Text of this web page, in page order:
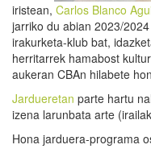
iristean, Carlos Blanco
jarriko du abian 2023/
irakurketa-klub bat,
herritarrek hamabost
aukeran CBAn hilabete
Jardueretan parte hartu
izena larunbata arte
Hona jarduera-programa